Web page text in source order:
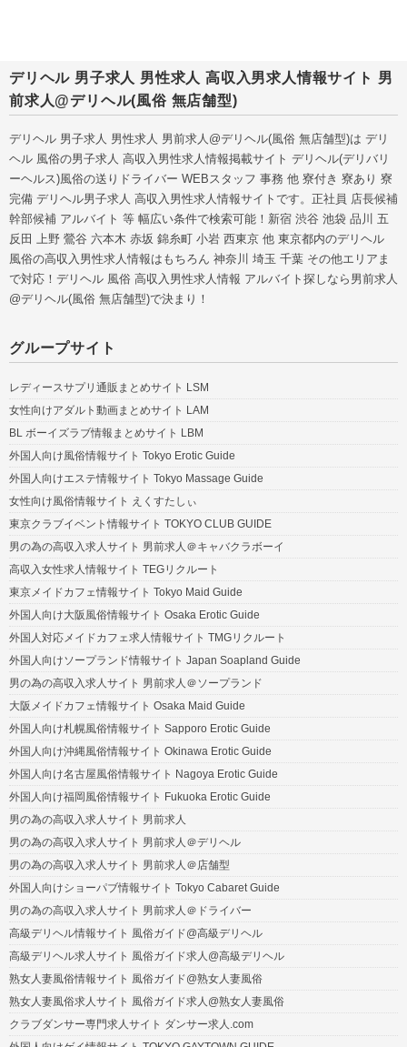
デリヘル 男子求人 男性求人 高収入男求人情報サイト 男
前求人@デリヘル(風俗 無店舗型)
デリヘル 男子求人 男性求人 男前求人@デリヘル(風俗 無店舗型)は デリ
ヘル 風俗の男子求人 高収入男性求人情報掲載サイト デリヘル(デリバリ
ーヘルス)風俗の送りドライバー WEBスタッフ 事務 他 寮付き 寮あり 寮
完備 デリヘル男子求人 高収入男性求人情報サイトです。正社員 店長候補
幹部候補 アルバイト 等 幅広い条件で検索可能！新宿 渋谷 池袋 品川 五
反田 上野 鶯谷 六本木 赤坂 錦糸町 小岩 西東京 他 東京都内のデリヘル
風俗の高収入男性求人情報はもちろん 神奈川 埼玉 千葉 その他エリアま
で対応！デリヘル 風俗 高収入男性求人情報 アルバイト探しなら男前求人
@デリヘル(風俗 無店舗型)で決まり！
グループサイト
レディースサプリ通販まとめサイト LSM
女性向けアダルト動画まとめサイト LAM
BL ボーイズラブ情報まとめサイト LBM
外国人向け風俗情報サイト Tokyo Erotic Guide
外国人向けエステ情報サイト Tokyo Massage Guide
女性向け風俗情報サイト えくすたしぃ
東京クラブイベント情報サイト TOKYO CLUB GUIDE
男の為の高収入求人サイト 男前求人＠キャバクラボーイ
高収入女性求人情報サイト TEGリクルート
東京メイドカフェ情報サイト Tokyo Maid Guide
外国人向け大阪風俗情報サイト Osaka Erotic Guide
外国人対応メイドカフェ求人情報サイト TMGリクルート
外国人向けソープランド情報サイト Japan Soapland Guide
男の為の高収入求人サイト 男前求人＠ソープランド
大阪メイドカフェ情報サイト Osaka Maid Guide
外国人向け札幌風俗情報サイト Sapporo Erotic Guide
外国人向け沖縄風俗情報サイト Okinawa Erotic Guide
外国人向け名古屋風俗情報サイト Nagoya Erotic Guide
外国人向け福岡風俗情報サイト Fukuoka Erotic Guide
男の為の高収入求人サイト 男前求人
男の為の高収入求人サイト 男前求人＠デリヘル
男の為の高収入求人サイト 男前求人＠店舗型
外国人向けショーパブ情報サイト Tokyo Cabaret Guide
男の為の高収入求人サイト 男前求人＠ドライバー
高級デリヘル情報サイト 風俗ガイド@高級デリヘル
高級デリヘル求人サイト 風俗ガイド求人@高級デリヘル
熟女人妻風俗情報サイト 風俗ガイド@熟女人妻風俗
熟女人妻風俗求人サイト 風俗ガイド求人@熟女人妻風俗
クラブダンサー専門求人サイト ダンサー求人.com